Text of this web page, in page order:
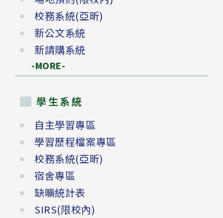
校務系統(亞昕)
新公文系統
新請購系統
-MORE-
學生系統
自主學習專區
學習歷程檔案專區
校務系統(亞昕)
宿舍專區
缺曠統計表
SIRS(限校內)